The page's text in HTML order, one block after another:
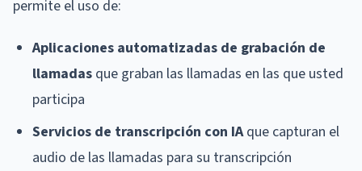
permite el uso de:
Aplicaciones automatizadas de grabación de
llamadas que graban las llamadas en las que usted
participa
Servicios de transcripción con IAque capturan el
audio de las llamadas para su transcripción